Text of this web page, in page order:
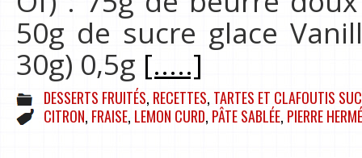
50g de sucre glace
30g) 0,5g [.....]
DESSERTS FRUITÉS, RECETTES, TARTES ET CLAFOUTIS
CITRON, FRAISE, LEMON CURD, PÂTE SABLÉE, PIERRE HERMÉ